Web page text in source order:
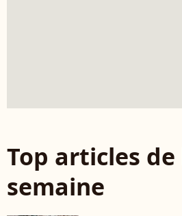
Top articles de
semaine